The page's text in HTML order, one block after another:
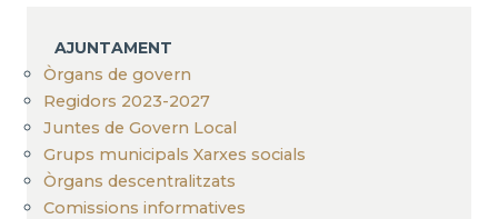
PERFIL
DEL
CONTRACTANT
AJUNTAMENT
Òrgans de govern
Regidors 2023-2027
Juntes de Govern Local
Grups municipals Xarxes socials
Òrgans descentralitzats
Comissions informatives